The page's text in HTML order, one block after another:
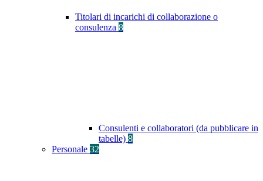
Titolari di incarichi di collaborazione o
consulenza 8
Consulenti e collaboratori (da pubblicare in
tabelle) 8
Personale 32